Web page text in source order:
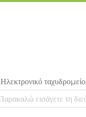
Ηλεκτρονικό ταχυδρομείο